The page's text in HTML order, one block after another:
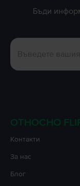
Бъди
ОТНОСНО
Контакти
За нас
Блог